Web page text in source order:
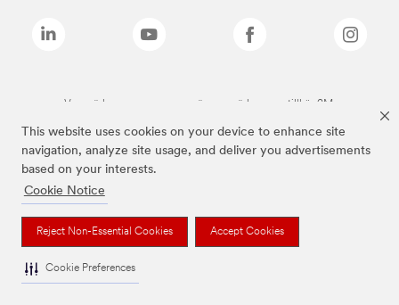
This website uses cookies on your device to enhance site
navigation, analyze site usage, and deliver you advertisements
based on your interests.
Cookie Notice
Reject Non-Essential Cookies Accept Cookies
Cookie Preferences
Varumärken som anges ovan är varumärken som tillhör 3M.